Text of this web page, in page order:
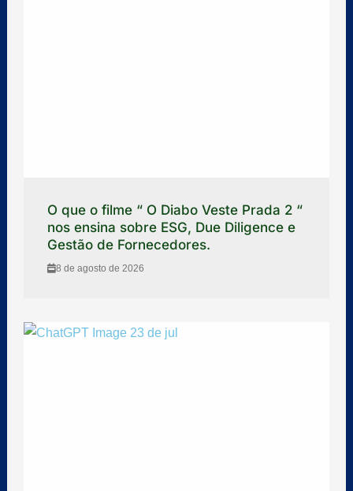
O que o filme “ O Diabo Veste Prada 2 “
nos ensina sobre ESG, Due Diligence e
Gestão de Fornecedores.
8 de agosto de 2026